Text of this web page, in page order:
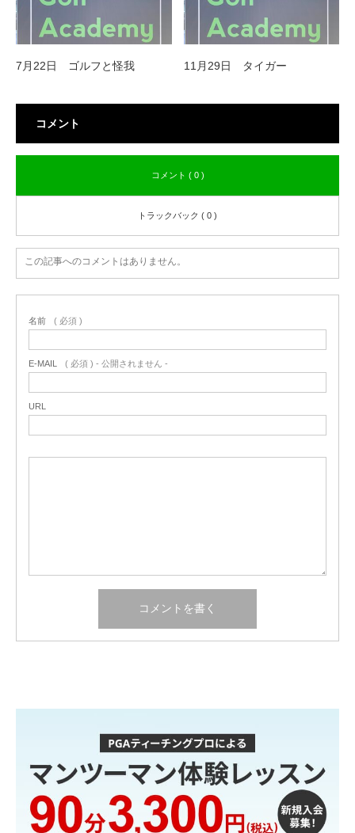
7月22日 ゴルフと怪我 11月29日 タイガー
コメント
コメント ( 0 )
トラックバック ( 0 )
この記事へのコメントはありません。
名前 ( 必須 )
E-MAIL ( 必須 ) - 公開されません -
URL